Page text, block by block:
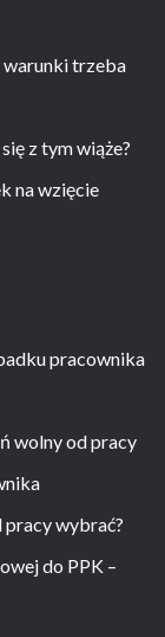
warunki trzeba
z tym wiąże?
na wzięcie
pracownika
wolny od pracy
pracy wybrać?
do PPK –